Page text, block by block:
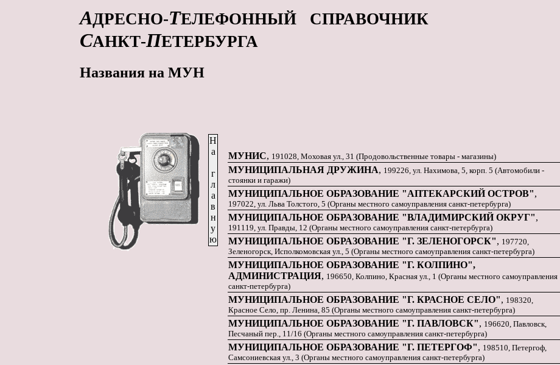
АДРЕСНО-ТЕЛЕФОННЫЙ СПРАВОЧНИК
САНКТ-ПЕТЕРБУРГА
Названия на МУН
Н
а
г
л
а
в
н
у
ю
МУНИС, 191028, Моховая ул., 31 (Продовольственные товары - магазины)
МУНИЦИПАЛЬНАЯ ДРУЖИНА, 199226, ул. Нахимова, 5, корп. 5 (Автомобили -
стоянки и гаражи)
МУНИЦИПАЛЬНОЕ ОБРАЗОВАНИЕ "АПТЕКАРСКИЙ ОСТРОВ",
197022, ул. Льва Толстого, 5 (Органы местного самоуправления санкт-петербурга)
МУНИЦИПАЛЬНОЕ ОБРАЗОВАНИЕ "ВЛАДИМИРСКИЙ ОКРУГ",
191119, ул. Правды, 12 (Органы местного самоуправления санкт-петербурга)
МУНИЦИПАЛЬНОЕ ОБРАЗОВАНИЕ "Г. ЗЕЛЕНОГОРСК", 197720,
Зеленогорск, Исполкомовская ул., 5 (Органы местного самоуправления санкт-петербурга)
МУНИЦИПАЛЬНОЕ ОБРАЗОВАНИЕ "Г. КОЛПИНО",
АДМИНИСТРАЦИЯ, 196650, Колпино, Красная ул., 1 (Органы местного самоуправления
санкт-петербурга)
МУНИЦИПАЛЬНОЕ ОБРАЗОВАНИЕ "Г. КРАСНОЕ СЕЛО", 198320,
Красное Село, пр. Ленина, 85 (Органы местного самоуправления санкт-петербурга)
МУНИЦИПАЛЬНОЕ ОБРАЗОВАНИЕ "Г. ПАВЛОВСК", 196620, Павловск,
Песчаный пер., 11/16 (Органы местного самоуправления санкт-петербурга)
МУНИЦИПАЛЬНОЕ ОБРАЗОВАНИЕ "Г. ПЕТЕРГОФ", 198510, Петергоф,
Самсониевская ул., 3 (Органы местного самоуправления санкт-петербурга)